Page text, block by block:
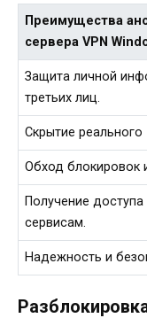
Преимущества
сервера VPN
Защита личной
третьих лиц.
Скрытие
Обход блокировок
Получение доступа
сервисам.
Надежность и